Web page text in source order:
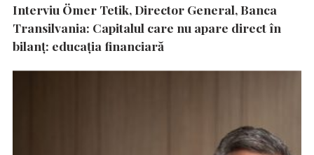
Interviu Ömer Tetik, Director General, Banca
Transilvania: Capitalul care nu apare direct în
bilanț: educația financiară